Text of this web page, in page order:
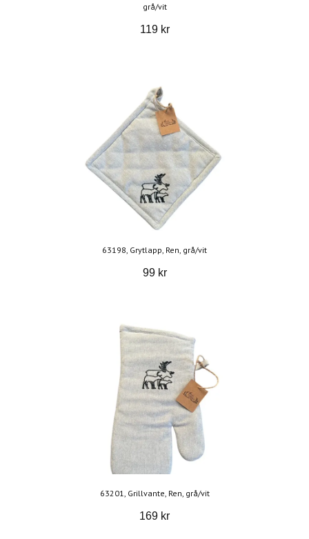
grå/vit
119 kr
63198, Grytlapp, Ren, grå/vit
99 kr
63201, Grillvante, Ren, grå/vit
169 kr